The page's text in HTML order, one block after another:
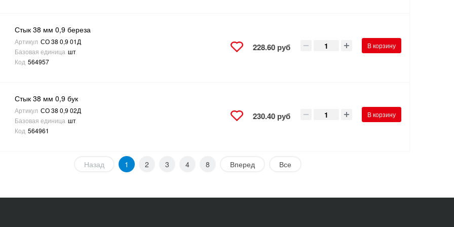
Стык 38 мм 0,9 береза
Артикул СО 38 0,9 01Д
Базовая единица шт
Код 564957
228.60 руб В корзину
Стык 38 мм 0,9 бук
Артикул СО 38 0,9 02Д
Базовая единица шт
Код 564961
230.40 руб В корзину
Назад 1 2 3 4 8 Вперед Все